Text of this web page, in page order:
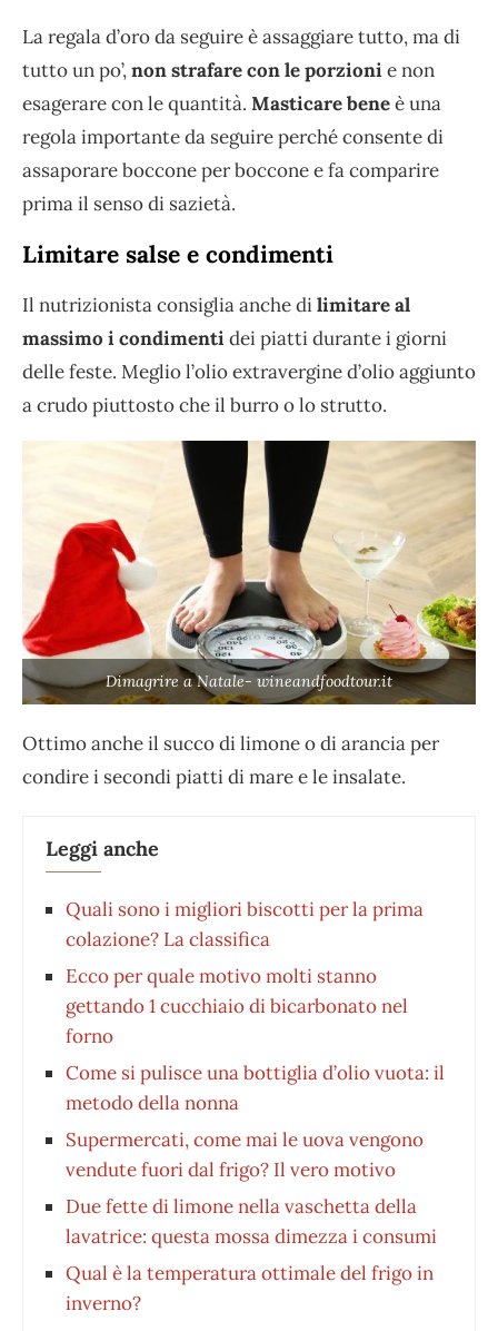
La regala d’oro da seguire è assaggiare tutto, ma di
tutto un po’,non strafare con le porzionie non
esagerare con le quantità. Masticare beneè una
regola importante da seguire perché consente di
assaporare boccone per boccone e fa comparire
prima il senso di sazietà.
Limitare salse e condimenti
Il nutrizionista consiglia anche dilimitare al
massimo i condimentidei piatti durante i giorni
delle feste. Meglio l’olio extravergine d’olio aggiunto
a crudo piuttosto che il burro o lo strutto.
Dimagrire a Natale- wineandfoodtour.it
Ottimo anche il succo di limone o di arancia per
condire i secondi piatti di mare e le insalate.
Leggi anche
Quali sono i migliori biscotti per la prima
colazione? La classifica
Ecco per quale motivo molti stanno
gettando 1 cucchiaio di bicarbonato nel
forno
Come si pulisce una bottiglia d’olio vuota: il
metodo della nonna
Supermercati, come mai le uova vengono
vendute fuori dal frigo? Il vero motivo
Due fette di limone nella vaschetta della
lavatrice: questa mossa dimezza i consumi
Qual è la temperatura ottimale del frigo in
inverno?